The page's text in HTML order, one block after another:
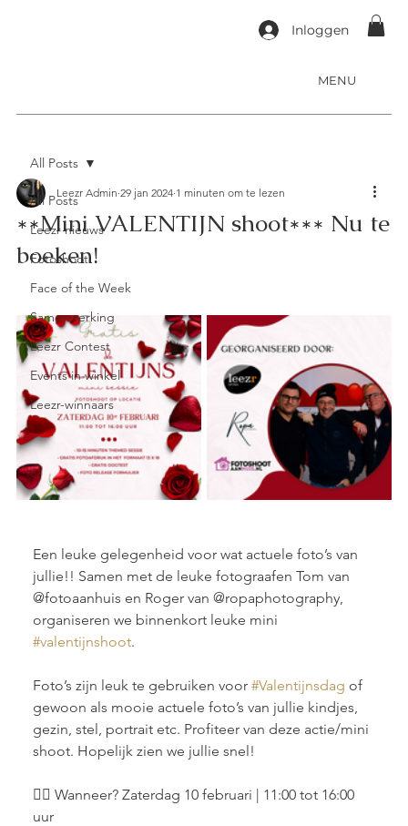
Inloggen
MENU
All Posts
Leezr nieuws
Fotoshoot
Face of the Week
Samenwerking
Leezr Contest
Events in winkel
Leezr-winnaars
All Posts
**Mini VALENTIJN shoot*** Nu te
boeken!
Leezr Admin 29 jan 2024 1 minuten om te lezen
Een leuke gelegenheid voor wat actuele foto’s van
jullie!! Samen met de leuke fotograafen Tom van
@fotoaanhuis en Roger van @ropaphotography,
organiseren we binnenkort leuke mini
#valentijnshoot.
Foto’s zijn leuk te gebruiken voor #Valentijnsdag of
gewoon als mooie actuele foto’s van jullie kindjes,
gezin, stel, portrait etc. Profiteer van deze actie/mini
shoot. Hopelijk zien we jullie snel!
👉🏽 Wanneer? Zaterdag 10 februari | 11:00 tot 16:00
uur